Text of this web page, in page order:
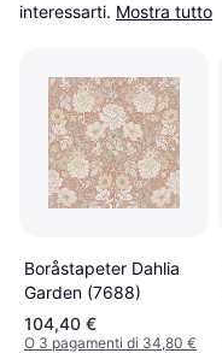
interessarti. Mostra tutto
Boråstapeter Dahlia
Garden (7688)
104,40 €
O 3 pagamenti di 34,80 €